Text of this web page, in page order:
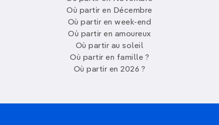
Où partir en Décembre
Où partir en week-end
Où partir en amoureux
Où partir au soleil
Où partir en famille ?
Où partir en 2026 ?